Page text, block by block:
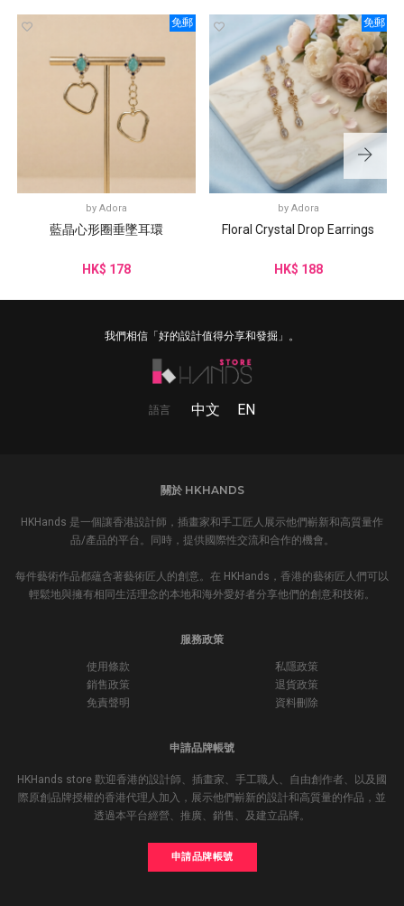
免郵
by Adora
藍晶心形圈垂墜耳環
HK$ 178
免郵
by Adora
Floral Crystal Drop Earrings
HK$ 188
我們相信「好的設計值得分享和發掘」。
語言 中文 EN
關於 HKHANDS
HKHands 是一個讓香港設計師，插畫家和手工匠人展示他們嶄新和高質量作
品/產品的平台。同時，提供國際性交流和合作的機會。
每件藝術作品都蘊含著藝術匠人的創意。在 HKHands，香港的藝術匠人們可以
輕鬆地與擁有相同生活理念的本地和海外愛好者分享他們的創意和技術。
服務政策
使用條款
私隱政策
銷售政策
退貨政策
免責聲明
資料刪除
申請品牌帳號
HKHands store 歡迎香港的設計師、插畫家、手工職人、自由創作者、以及國
際原創品牌授權的香港代理人加入，展示他們嶄新的設計和高質量的作品，並
透過本平台經營、推廣、銷售、及建立品牌。
申請品牌帳號